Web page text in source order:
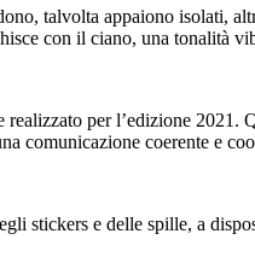
talvolta appaiono isolati,
con il ciano, una tonalità
per l’edizione 2021.
comunicazione coerente e
stickers e delle spille, a